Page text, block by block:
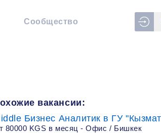
Сообщество
вакансии:
Бизнес Аналитик в ГУ
80000 KGS в месяц - Офис / Бишкек